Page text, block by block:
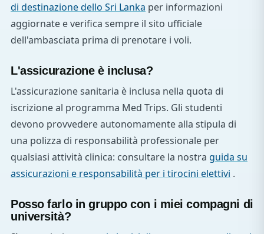
di destinazione dello Sri Lanka per informazioni
aggiornate e verifica sempre il sito ufficiale
dell'ambasciata prima di prenotare i voli.
L'assicurazione è inclusa?
L'assicurazione sanitaria è inclusa nella quota di
iscrizione al programma Med Trips. Gli studenti
devono provvedere autonomamente alla stipula di
una polizza di responsabilità professionale per
qualsiasi attività clinica: consultare la nostra guida su
assicurazioni e responsabilità per i tirocini elettivi .
Posso farlo in gruppo con i miei compagni di
università?